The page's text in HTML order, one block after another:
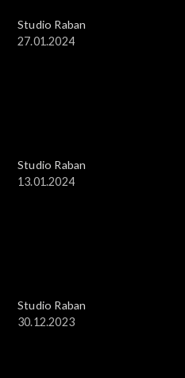
Studio Raban
27.01.2024
Studio Raban
13.01.2024
Studio Raban
30.12.2023